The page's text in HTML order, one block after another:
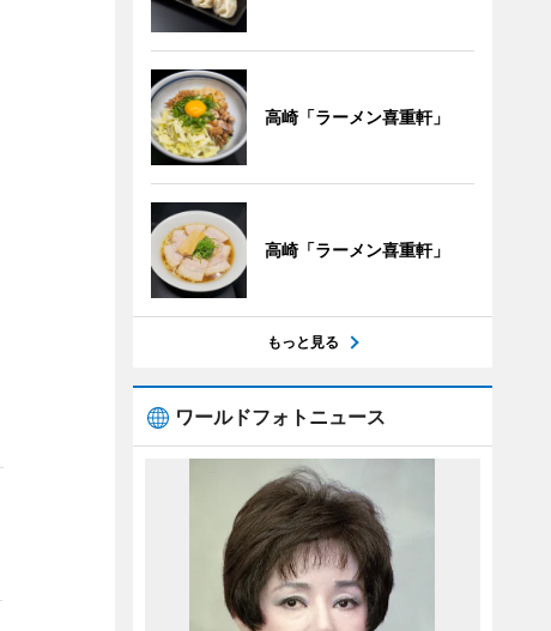
高崎「ラーメン喜重軒」
高崎「ラーメン喜重軒」
もっと見る
ワールドフォトニュース